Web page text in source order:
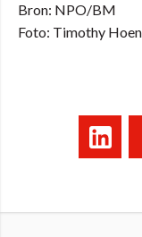
Bron: NPO/BM
Foto: Timothy